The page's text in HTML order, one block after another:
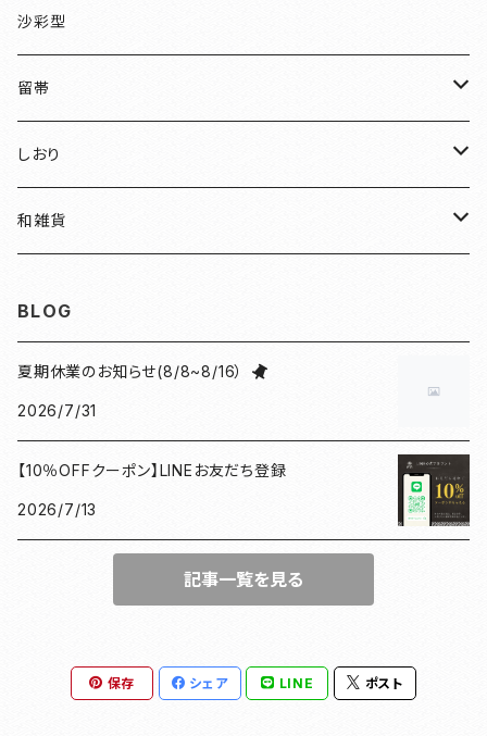
伏見稲荷
友禅
明智光秀
和装
北条義時
沙彩型
留帯
ちりめん
水引
しおり
ちりめん
和雑貨
プレート
BLOG
夏期休業のお知らせ(8/8~8/16）
2026/7/31
【10％OFFクーポン】LINEお友だち登録
2026/7/13
記事一覧を見る
保存 シェア LINE ポスト